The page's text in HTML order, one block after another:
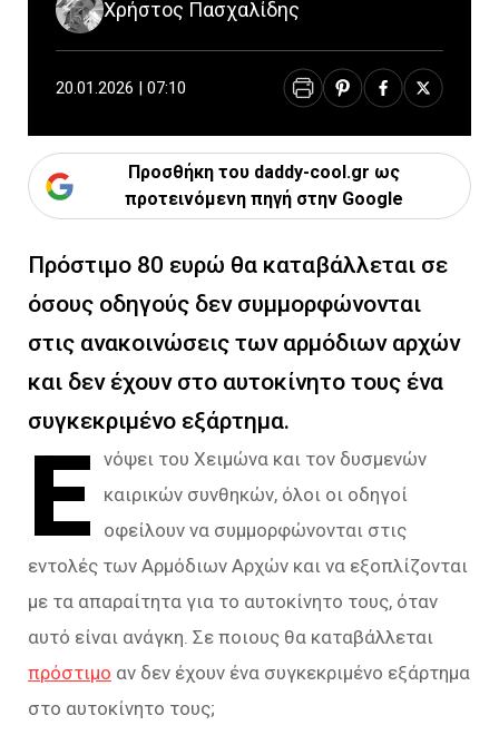
Χρήστος Πασχαλίδης
20.01.2026 | 07:10
Προσθήκη του daddy-cool.gr ως
προτεινόμενη πηγή στην Google
Πρόστιμο 80 ευρώ θα καταβάλλεται σε
όσους οδηγούς δεν συμμορφώνονται
στις ανακοινώσεις των αρμόδιων αρχών
και δεν έχουν στο αυτοκίνητο τους ένα
συγκεκριμένο εξάρτημα.
Ε
νόψει του Χειμώνα και τον δυσμενών
καιρικών συνθηκών, όλοι οι οδηγοί
οφείλουν να συμμορφώνονται στις
εντολές των Αρμόδιων Αρχών και να εξοπλίζονται
με τα απαραίτητα για το αυτοκίνητο τους, όταν
αυτό είναι ανάγκη. Σε ποιους θα καταβάλλεται
πρόστιμο αν δεν έχουν ένα συγκεκριμένο εξάρτημα
στο αυτοκίνητο τους;